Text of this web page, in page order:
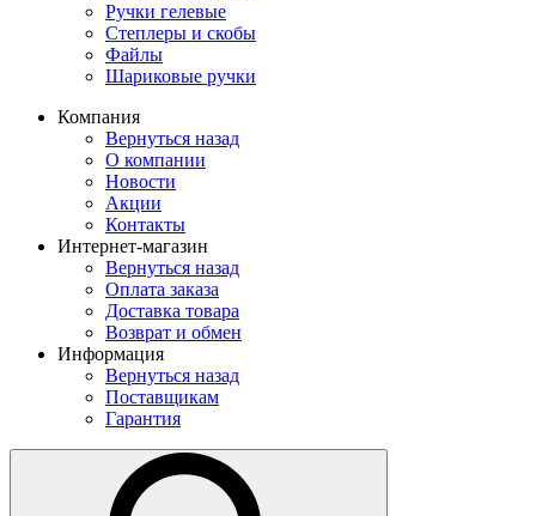
Ручки гелевые
Степлеры и скобы
Файлы
Шариковые ручки
Компания
Вернуться назад
О компании
Новости
Акции
Контакты
Интернет-магазин
Вернуться назад
Оплата заказа
Доставка товара
Возврат и обмен
Информация
Вернуться назад
Поставщикам
Гарантия